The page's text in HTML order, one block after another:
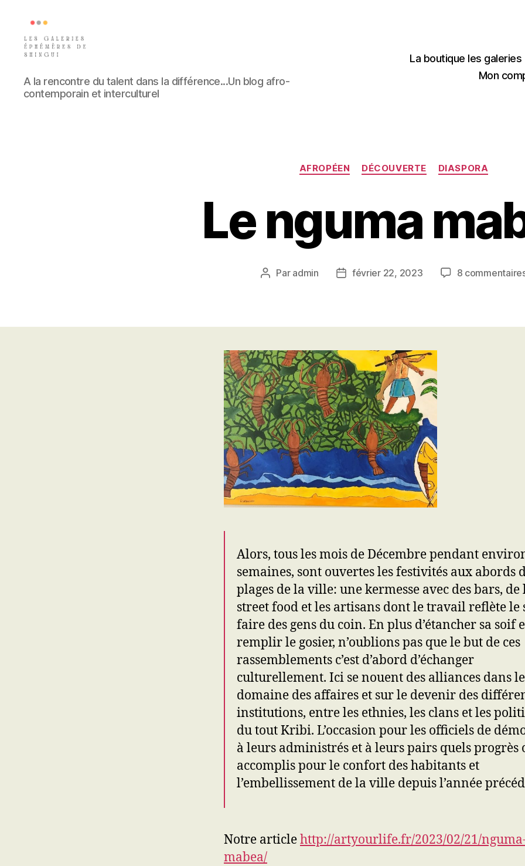
Les
galeries
éphémères
A la rencontre du talent dans la différence...Un blog afro-
contemporain et interculturel
La boutique les
Mon
Catégories
AFROPÉEN DÉCOUVERTE DIASPORA
Le nguma
Auteur
Par admin
Datefévrier 22, 2023 8
Alors, tous les mois de Décembre pendant
semaines, sont ouvertes les festivités aux abords
plages de la ville: une kermesse avec des bars, de
street food et les artisans dont le travail reflète le
faire des gens du coin. En plus d’étancher sa soif
remplir le gosier, n’oublions pas que le but de ces
rassemblements c’est d’abord d’échanger
culturellement. Ici se nouent des alliances dans le
domaine des affaires et sur le devenir des
institutions, entre les ethnies, les clans et les
du tout Kribi. L’occasion pour les officiels de
à leurs administrés et à leurs pairs quels progrès
accomplis pour le confort des habitants et
l’embellissement de la ville depuis l’année
Notre articlehttp://artyourlife.fr/2023/02/21/
mabea/